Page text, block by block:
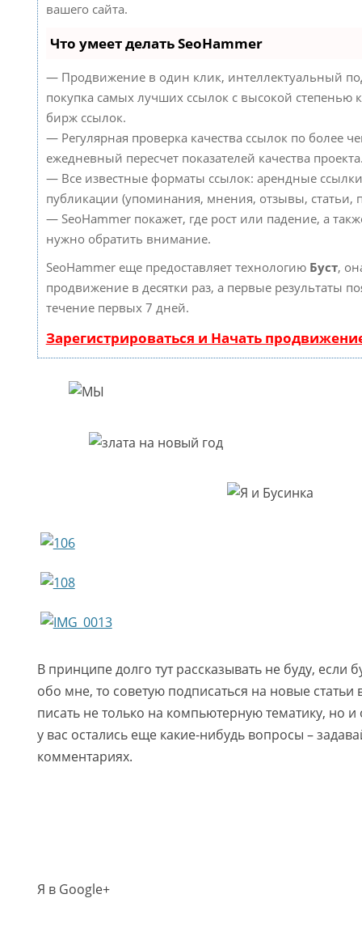
вашего сайта.
Что умеет делать SeoHammer
— Продвижение в один клик, интеллектуальный
покупка самых лучших ссылок с высокой степенью
бирж ссылок.
— Регулярная проверка качества ссылок по более
ежедневный пересчет показателей качества
— Все известные форматы ссылок: арендные
публикации (упоминания, мнения, отзывы, статьи,
— SeoHammer покажет, где рост или падение, а
нужно обратить внимание.
SeoHammer еще предоставляет технологию Буст,
продвижение в десятки раз, а первые результаты
течение первых 7 дней.
Зарегистрироваться и Начать
В принципе долго тут рассказывать не буду, если
обо мне, то советую подписаться на новые статьи
писать не только на компьютерную тематику, но
у вас остались еще какие-нибудь вопросы –
комментариях.
Я в Google+